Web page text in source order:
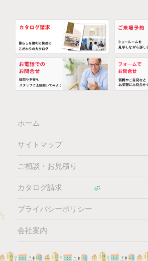
ホーム
サイトマップ
ご相談・お見積り
カタログ請求
プライバシーポリシー
会社案内